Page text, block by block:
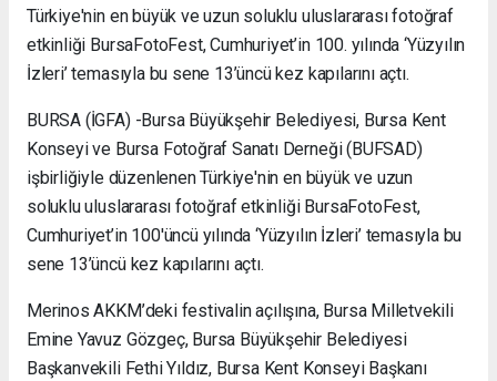
Türkiye'nin en büyük ve uzun soluklu uluslararası fotoğraf
etkinliği BursaFotoFest, Cumhuriyet’in 100. yılında ‘Yüzyılın
İzleri’ temasıyla bu sene 13’üncü kez kapılarını açtı.
BURSA (İGFA) -Bursa Büyükşehir Belediyesi, Bursa Kent
Konseyi ve Bursa Fotoğraf Sanatı Derneği (BUFSAD)
işbirliğiyle düzenlenen Türkiye'nin en büyük ve uzun
soluklu uluslararası fotoğraf etkinliği BursaFotoFest,
Cumhuriyet’in 100'üncü yılında ‘Yüzyılın İzleri’ temasıyla bu
sene 13’üncü kez kapılarını açtı.
Merinos AKKM’deki festivalin açılışına, Bursa Milletvekili
Emine Yavuz Gözgeç, Bursa Büyükşehir Belediyesi
Başkanvekili Fethi Yıldız, Bursa Kent Konseyi Başkanı